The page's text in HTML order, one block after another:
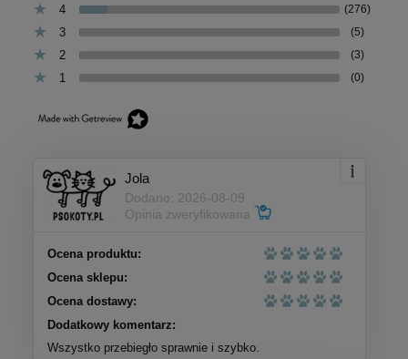
4 (276)
3 (5)
2 (3)
1 (0)
Jola
Dodano: 2026-08-09
Opinia zweryfikowana
Ocena produktu:
Ocena sklepu:
Ocena dostawy:
Dodatkowy komentarz:
Wszystko przebiegło sprawnie i szybko.